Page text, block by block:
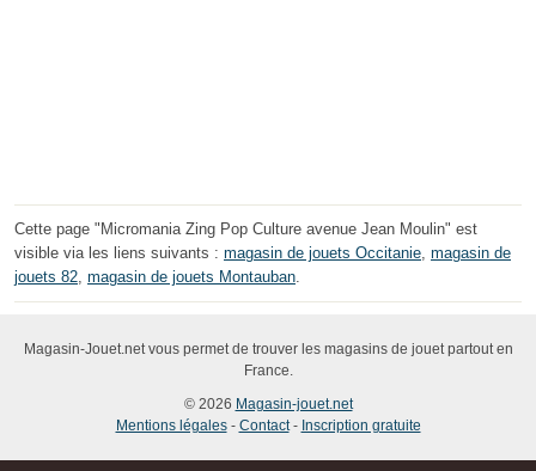
Cette page "Micromania Zing Pop Culture avenue Jean Moulin" est
visible via les liens suivants : magasin de jouets Occitanie magasin de
jouets 82 magasin de jouets Montauban
Magasin-Jouet.net vous permet de trouver les magasins de jouet partout en
France.
© 2026 Magasin-jouet.net
Mentions légales- Contact- Inscription gratuite